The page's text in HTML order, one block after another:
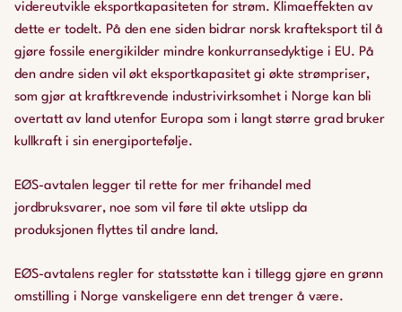
videreutvikle eksportkapasiteten for strøm. Klimaeffekten av
dette er todelt. På den ene siden bidrar norsk krafteksport til å
gjøre fossile energikilder mindre konkurransedyktige i EU. På
den andre siden vil økt eksportkapasitet gi økte strømpriser,
som gjør at kraftkrevende industrivirksomhet i Norge kan bli
overtatt av land utenfor Europa som i langt større grad bruker
kullkraft i sin energiportefølje.
EØS-avtalen legger til rette for mer frihandel med
jordbruksvarer, noe som vil føre til økte utslipp da
produksjonen flyttes til andre land.
EØS-avtalens regler for statsstøtte kan i tillegg gjøre en grønn
omstilling i Norge vanskeligere enn det trenger å være.